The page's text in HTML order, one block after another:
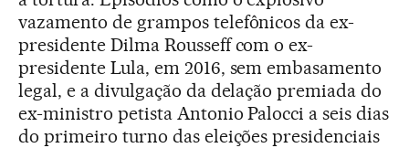
vazamento de grampos telefônicos da ex-
presidente Dilma Rousseff com o ex-
presidente Lula, em 2016, sem embasamento
legal, e a divulgação da delação premiada do
ex-ministro petista Antonio Palocci a seis dias
do primeiro turno das eleições presidenciais